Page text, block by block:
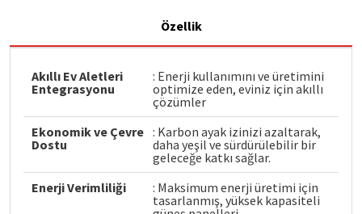
Özellik
Akıllı Ev Aletleri
Entegrasyonu
: Enerji kullanımını ve üretimini
optimize eden, eviniz için akıllı
çözümler
Ekonomik ve Çevre
Dostu
: Karbon ayak izinizi azaltarak,
daha yeşil ve sürdürülebilir bir
geleceğe katkı sağlar.
Enerji Verimliliği
: Maksimum enerji üretimi için
tasarlanmış, yüksek kapasiteli